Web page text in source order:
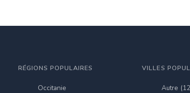
RÉGIONS POPULAIRES
Occitanie
VILLES
Autre